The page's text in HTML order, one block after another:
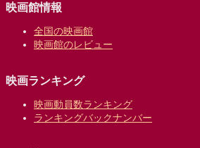
映画館情報
全国の映画館
映画館のレビュー
映画ランキング
映画動員数ランキング
ランキングバックナンバー